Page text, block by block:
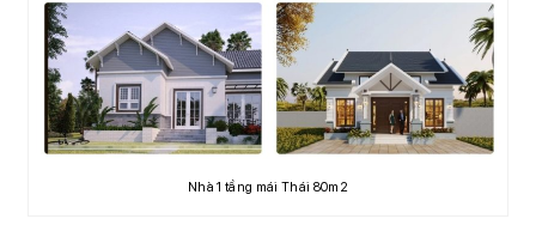
Nhà 1 tầng mái Thái 80m2